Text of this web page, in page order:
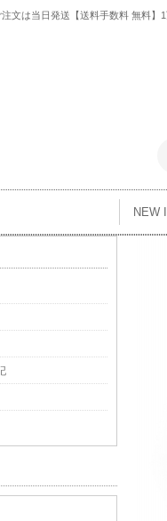
文は当日発送【送料手数料 無料
NEW